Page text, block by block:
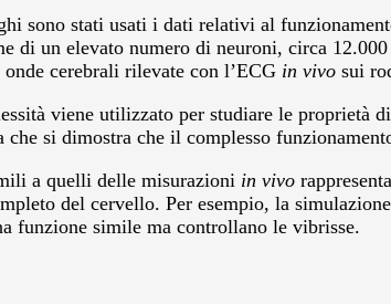
sono stati usati i dati relativi al
di un elevato numero di neuroni, circa
cerebrali rilevate con l’ECG in vivo sui
viene utilizzato per studiare le proprietà
si dimostra che il complesso
a quelli delle misurazioni in vivo
del cervello. Per esempio, la
funzione simile ma controllano le vibrisse.